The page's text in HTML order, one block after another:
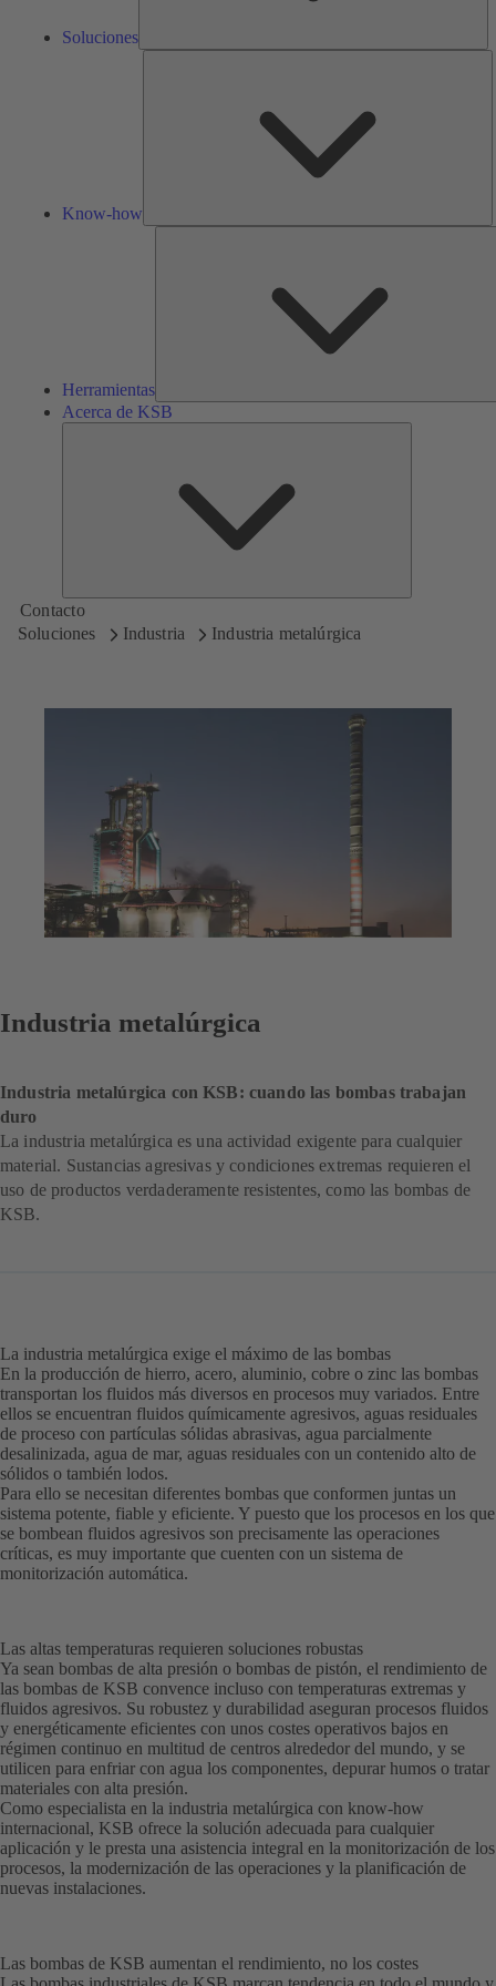
Soluciones
Know-how
Herramientas
Acerca de KSB
Contacto
Soluciones
Industria Industria metalúrgica
Industria metalúrgica
Industria metalúrgica con KSB: cuando las bombas trabajan
duro
La industria metalúrgica es una actividad exigente para cualquier
material. Sustancias agresivas y condiciones extremas requieren el
uso de productos verdaderamente resistentes, como las bombas de
KSB.
La industria metalúrgica exige el máximo de las bombas
En la producción de hierro, acero, aluminio, cobre o zinc las bombas
transportan los fluidos más diversos en procesos muy variados. Entre
ellos se encuentran fluidos químicamente agresivos, aguas residuales
de proceso con partículas sólidas abrasivas, agua parcialmente
desalinizada, agua de mar, aguas residuales con un contenido alto de
sólidos o también lodos.
Para ello se necesitan diferentes bombas que conformen juntas un
sistema potente, fiable y eficiente. Y puesto que los procesos en los que
se bombean fluidos agresivos son precisamente las operaciones
críticas, es muy importante que cuenten con un sistema de
monitorización automática.
Las altas temperaturas requieren soluciones robustas
Ya sean bombas de alta presión o bombas de pistón, el rendimiento de
las bombas de KSB convence incluso con temperaturas extremas y
fluidos agresivos. Su robustez y durabilidad aseguran procesos fluidos
y energéticamente eficientes con unos costes operativos bajos en
régimen continuo en multitud de centros alrededor del mundo, y se
utilicen para enfriar con agua los componentes, depurar humos o tratar
materiales con alta presión.
Como especialista en la industria metalúrgica con know-how
internacional, KSB ofrece la solución adecuada para cualquier
aplicación y le presta una asistencia integral en la monitorización de los
procesos, la modernización de las operaciones y la planificación de
nuevas instalaciones.
Las bombas de KSB aumentan el rendimiento, no los costes